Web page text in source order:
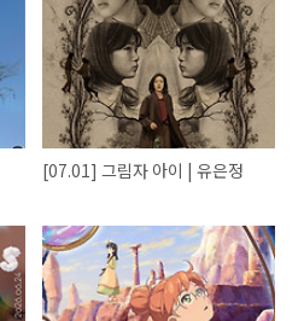
[07.01] 그림자 아이 | 유은정